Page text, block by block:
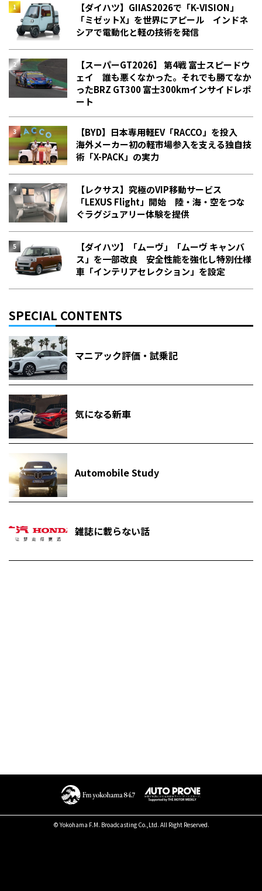
【ダイハツ】GIIAS2026で「K-VISION」
「ミゼットX」を世界にアピール インドネ
シアで電動化と軽の技術を発信
【スーパーGT2026】 第4戦 富士スピードウ
ェイ 誰も悪くなかった。それでも勝てなか
った――BRZ GT300 富士300kmインサイドレポ
ート
【BYD】日本専用軽EV「RACCO」を投入
海外メーカー初の軽市場参入を支える独自技
術「X-PACK」の実力
【レクサス】究極のVIP移動サービス
「LEXUS Flight」開始 陸・海・空をつな
ぐラグジュアリー体験を提供
【ダイハツ】「ムーヴ」「ムーヴ キャンバ
ス」を一部改良 安全性能を強化し特別仕様
車「インテリアセレクション」を設定
SPECIAL CONTENTS
マニアック評価・試乗記
気になる新車
Automobile Study
雑誌に載らない話
© Yokohama F.M. Broadcasting Co.,Ltd. All Right Reserved.